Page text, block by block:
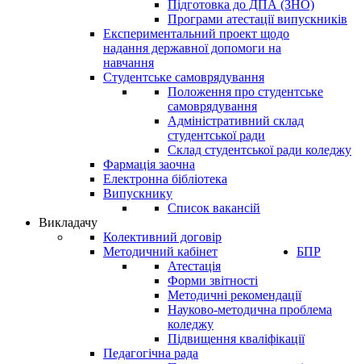
Підготовка до ДПА (ЗНО)
Програми атестації випускників
Експериментальний проект щодо
надання державної допомоги на
навчання
Студентське самоврядування
Положення про студентське
самоврядування
Адміністративний склад
студентської ради
Склад студентської ради коледжу
Фармація заочна
Електронна бібліотека
Випускнику
Список вакансій
Викладачу
Колективний договір
Методичний кабінет
Атестація
Форми звітності
Методичні рекомендації
Науково-методична проблема
коледжу
Підвищення кваліфікації
Педагогічна рада
БПР